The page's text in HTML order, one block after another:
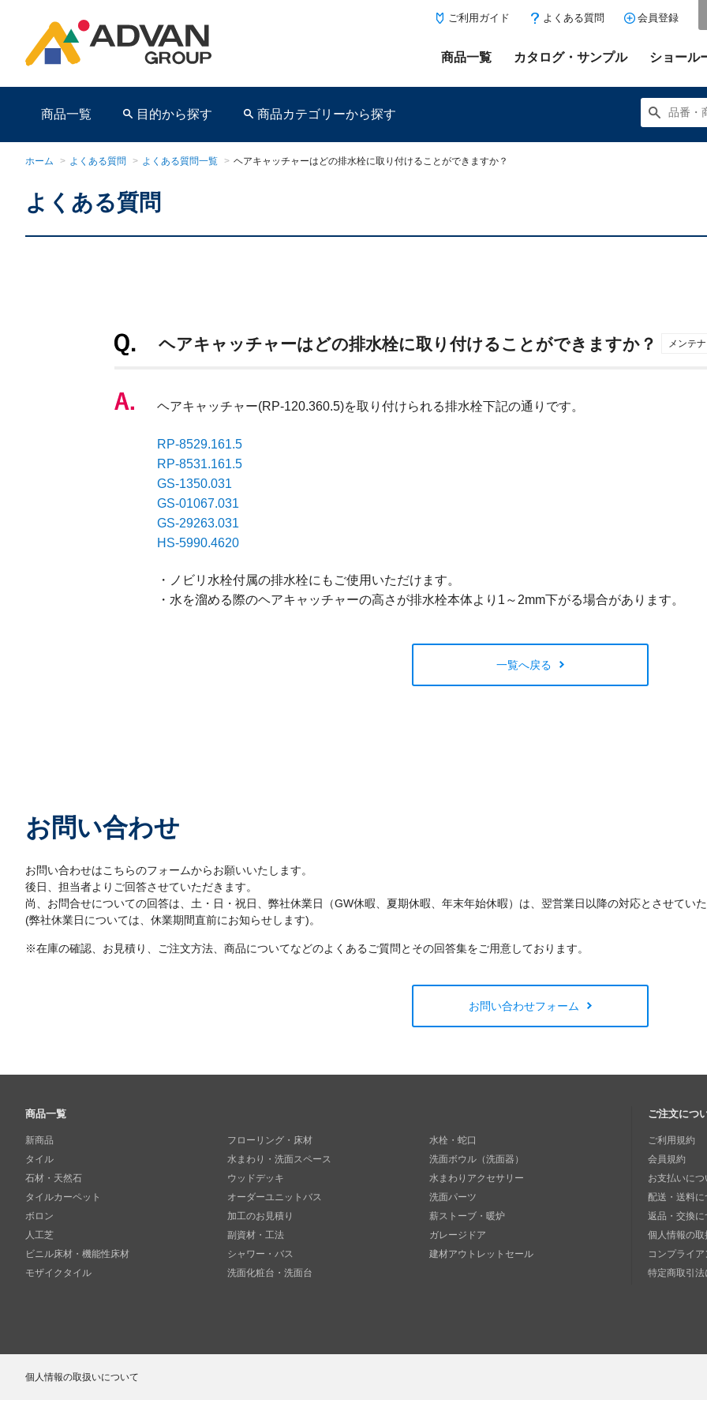
ご利用ガイド よくある質問 会員登録
商品一覧 カタログ・サンプル ショール
商品一覧 目的から探す 商品カテゴリーから探す
ホーム > よくある質問 > よくある質問一覧 > ヘアキャッチャーはどの排水栓に取り付けることができますか？
よくある質問
ヘアキャッチャーはどの排水栓に取り付けることができますか？ メンテ
ヘアキャッチャー(RP-120.360.5)を取り付けられる排水栓下記の通りです。
RP-8529.161.5
RP-8531.161.5
GS-1350.031
GS-01067.031
GS-29263.031
HS-5990.4620
・ノビリ水栓付属の排水栓にもご使用いただけます。
・水を溜める際のヘアキャッチャーの高さが排水栓本体より1～2mm下がる場合があります。
一覧へ戻る
お問い合わせ
お問い合わせはこちらのフォームからお願いいたします。
後日、担当者よりご回答させていただきます。
尚、お問合せについての回答は、土・日・祝日、弊社休業日（GW休暇、夏期休暇、年末年始休暇）は、翌営業日以降の対応とさせていた
(弊社休業日については、休業期間直前にお知らせします)。
※在庫の確認、お見積り、ご注文方法、商品についてなどのよくあるご質問とその回答集をご用意しております。
お問い合わせフォーム
商品一覧
新商品
タイル
石材・天然石
タイルカーペット
ボロン
人工芝
ビニル床材・機能性床材
モザイクタイル
フローリング・床材
水まわり・洗面スペース
ウッドデッキ
オーダーユニットバス
加工のお見積り
副資材・工法
シャワー・バス
洗面化粧台・洗面台
水栓・蛇口
洗面ボウル（洗面器）
水まわりアクセサリー
洗面パーツ
薪ストーブ・暖炉
ガレージドア
建材アウトレットセール
ご注文につ
ご利用規約
会員規約
お支払いにつ
配送・送料に
返品・交換に
個人情報の
コンプライ
特定商取引
個人情報の取扱いについて